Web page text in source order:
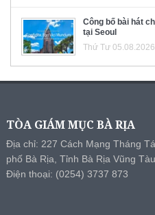
Công bố bài hát
tại Seoul
Thứ Tư 05.08.2026
TÒA GIÁM MỤC BÀ RỊA
Địa chỉ: 227 Cách Mạng Tháng
phố Bà Rịa, Tỉnh Bà Rịa Vũng Tàu.
Điện thoại: (0254) 3737 873